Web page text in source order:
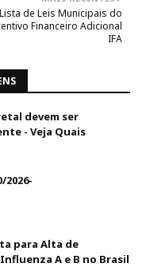
Lista de Leis Municipais do
Financeiro Adicional
IFA
devem ser
- Veja Quais
para Alta de
A e B no Brasil